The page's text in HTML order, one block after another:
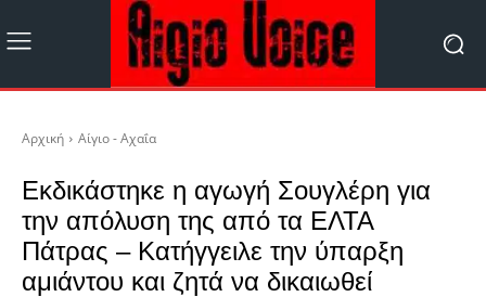
Αρχική Αίγιο - Αχαΐα
Εκδικάστηκε η αγωγή Σουγλέρη για
την απόλυση της από τα ΕΛΤΑ
Πάτρας – Κατήγγειλε την ύπαρξη
αμιάντου και ζητά να δικαιωθεί